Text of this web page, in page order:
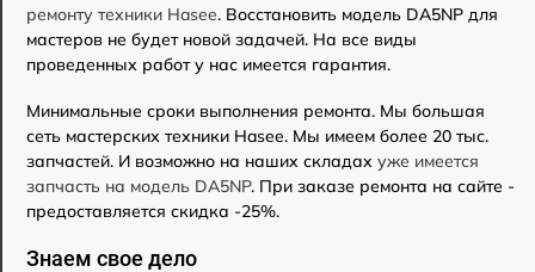
ремонту техники Hasee. Восстановить модель DA5NP для
мастеров не будет новой задачей. На все виды
проведенных работ у нас имеется гарантия.
Минимальные сроки выполнения ремонта. Мы большая
сеть мастерских техники Hasee. Мы имеем более 20 тыс.
запчастей. И возможно на наших складах уже имеется
запчасть на модель DA5NP. При заказе ремонта на сайте -
предоставляется скидка -25%.
Знаем свое дело